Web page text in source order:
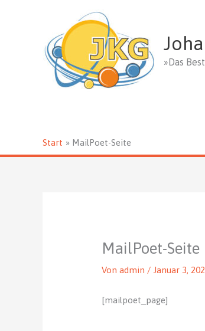
»Das
Start MailPoet-Seite
MailPoet-Seite
Vonadmin / Januar 3,
[mailpoet_page]